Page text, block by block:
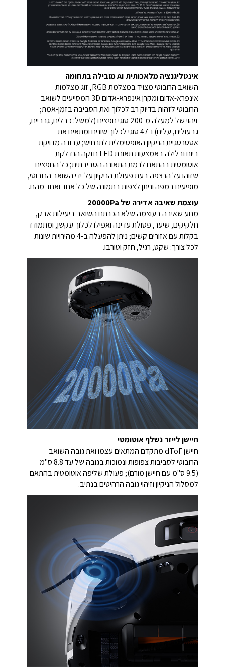
אינטליגנציה מלאכותית AI מובילה בתחומה
השואב הרובוטי מצויד במצלמת RGB, זוג מצלמות
אינפרא-אדום ומקרן אינפרא-אדום 3D המסייעים לשואב
הרובוטי לזהות בדיוק רב לכלוך ואת הסביבה בזמן-אמת;
זיהוי של למעלה מ-200 סוגי חפצים (למשל: כבלים, גרביים,
גבעולים, עלים) ו-47 סוגי לכלוך שונים ומתאים את
אסטרטגיית הניקיון האופטימלית לתרחיש; עבודה מדויקת
ביום ובלילה באמצעות תאורת LED חזקה הנדלקת
אוטומטית בהתאם לרמת התאורה הסביבתית; כל החפצים
שזוהו על הרצפה בעת פעולת הניקיון על-ידי השואב הרובוטי,
מופיעים במפה וניתן לצפות בתמונה של כל אחד ואחד מהם.
עוצמת שאיבה אדירה של 20000Pa
מנוע שאיבה בעוצמה שלא הכרתם השואב ביעילות אבק,
חלקיקים, שיער, פסולת עדינה ואפילו לכלוך עקשן, ומתמודד
בקלות עם אזורים קשים; ניתן להפעלה ב-4 מהירויות שונות
לכל צורך: שקט, רגיל, חזק וטורבו.
חיישן לייזר נשלף אוטומטי
חיישן dToF מתקדם המתאים עצמו ואת גובה השואב
הרובוטי לסביבות צפופות ונמוכות בגובה של עד 8.8 ס"מ
(9.5 ס"מ עם חיישן מורם); פעולת שליפה אוטומטית בהתאם
למסלול הניקיון וזיהוי גובה הרהיטים בנתיב.